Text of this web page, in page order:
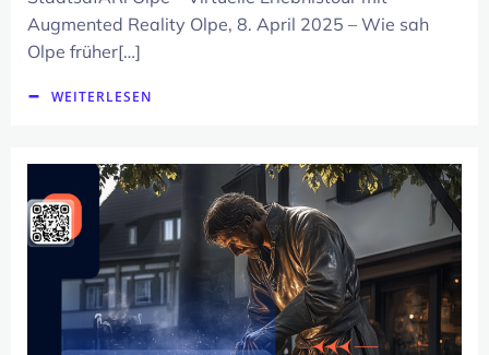
Augmented Reality Olpe, 8. April 2025 – Wie sah
Olpe früher[…]
WEITERLESEN